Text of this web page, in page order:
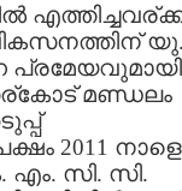
മണ്ഡലം
2011 നാളെ
എം. സി. സി.